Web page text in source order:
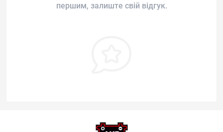
першим, залиште свій відгук.